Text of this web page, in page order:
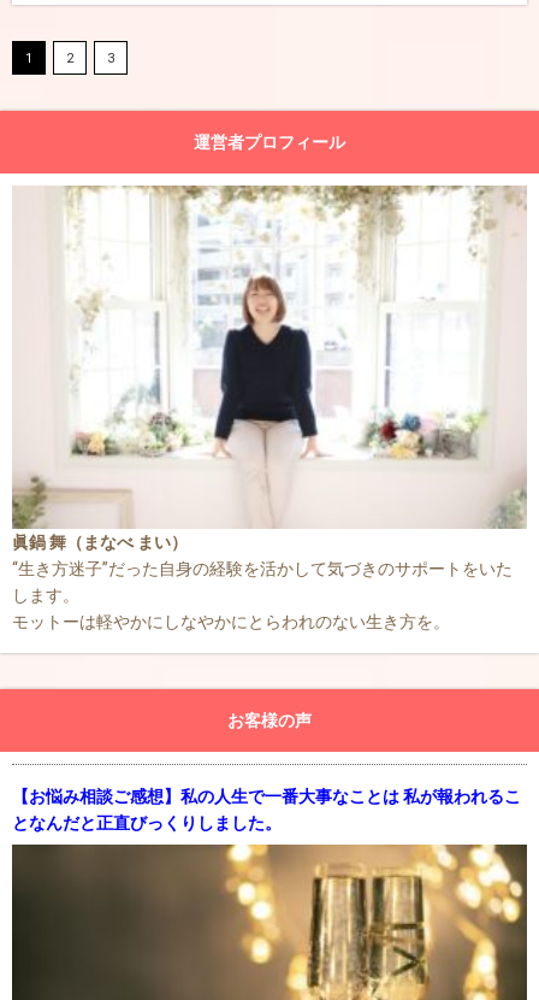
1 2 3
運営者プロフィール
眞鍋 舞（まなべ まい）
“生き方迷子”だった自身の経験を活かして気づきのサポートをいた
します。
モットーは軽やかにしなやかにとらわれのない生き方を。
お客様の声
【お悩み相談ご感想】私の人生で一番大事なことは 私が報われるこ
となんだと正直びっくりしました。